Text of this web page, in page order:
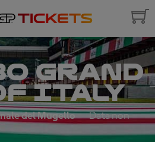
GRAND
ITALY
del Mugello
Data non